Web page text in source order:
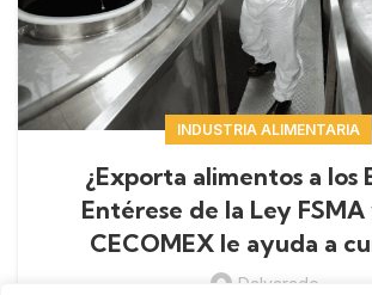
INDUSTRIA ALIMENTARIA
¿Exporta alimentos a los
Entérese de la Ley
CECOMEX le ayuda a
Dalvarado